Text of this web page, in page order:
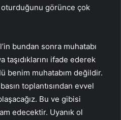
oturduğunu görünce çok
bundan sonra muhatabı
taşıdıklarını ifade ederek
benim muhatabım değildir.
toplantısından evvel
Bu ve gibisi
edecektir. Uyanık ol